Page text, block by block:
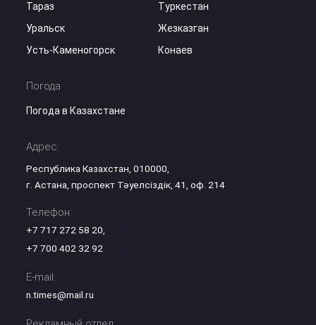
Тараз
Туркестан
Уральск
Жезказган
Усть-Каменогорск
Конаев
Погода
Погода в Казахстане
Адрес:
Республика Казахстан, 010000,
г. Астана, проспект Тәуелсіздік, 41, оф. 214
Телефон:
+7 717 272 58 20,
+7 700 402 32 92
E-mail:
n.times@mail.ru